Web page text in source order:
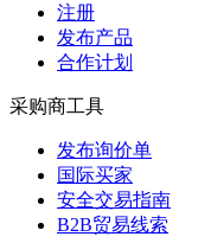
注册
发布产品
合作计划
采购商工具
发布询价单
国际买家
安全交易指南
B2B贸易线索